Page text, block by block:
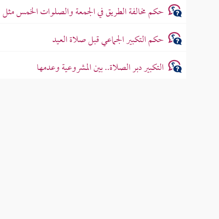
حكم مخالفة الطريق في الجمعة والصلوات الخمس مثل
حكم التكبير الجماعي قبل صلاة العيد
التكبير دبر الصلاة.. بين المشروعية وعدمها